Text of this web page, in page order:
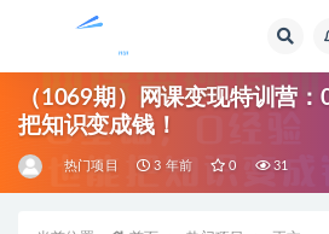
（1069期）网课变现特训营
把知识变成钱！
热门项目 3 年前 0 31